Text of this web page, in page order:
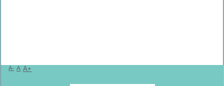
A- A A+